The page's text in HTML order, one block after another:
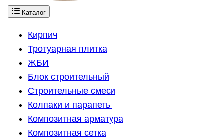
Каталог
Кирпич
Тротуарная плитка
ЖБИ
Блок строительный
Строительные смеси
Колпаки и парапеты
Композитная арматура
Композитная сетка